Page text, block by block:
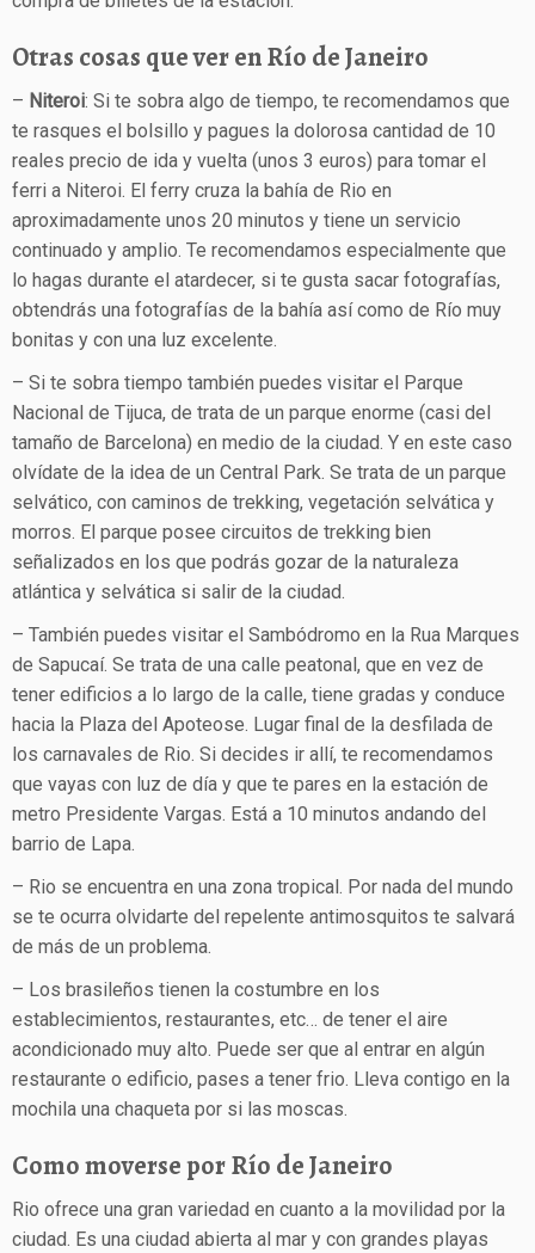
Otras cosas que ver en Río de Janeiro
– Niteroi: Si te sobra algo de tiempo, te recomendamos que
te rasques el bolsillo y pagues la dolorosa cantidad de 10
reales precio de ida y vuelta (unos 3 euros) para tomar el
ferri a Niteroi. El ferry cruza la bahía de Rio en
aproximadamente unos 20 minutos y tiene un servicio
continuado y amplio. Te recomendamos especialmente que
lo hagas durante el atardecer, si te gusta sacar fotografías,
obtendrás una fotografías de la bahía así como de Río muy
bonitas y con una luz excelente.
– Si te sobra tiempo también puedes visitar el Parque
Nacional de Tijuca, de trata de un parque enorme (casi del
tamaño de Barcelona) en medio de la ciudad. Y en este caso
olvídate de la idea de un Central Park. Se trata de un parque
selvático, con caminos de trekking, vegetación selvática y
morros. El parque posee circuitos de trekking bien
señalizados en los que podrás gozar de la naturaleza
atlántica y selvática si salir de la ciudad.
– También puedes visitar el Sambódromo en la Rua Marques
de Sapucaí. Se trata de una calle peatonal, que en vez de
tener edificios a lo largo de la calle, tiene gradas y conduce
hacia la Plaza del Apoteose. Lugar final de la desfilada de
los carnavales de Rio. Si decides ir allí, te recomendamos
que vayas con luz de día y que te pares en la estación de
metro Presidente Vargas. Está a 10 minutos andando del
barrio de Lapa.
– Rio se encuentra en una zona tropical. Por nada del mundo
se te ocurra olvidarte del repelente antimosquitos te salvará
de más de un problema.
– Los brasileños tienen la costumbre en los
establecimientos, restaurantes, etc… de tener el aire
acondicionado muy alto. Puede ser que al entrar en algún
restaurante o edificio, pases a tener frio. Lleva contigo en la
mochila una chaqueta por si las moscas.
Como moverse por Río de Janeiro
Rio ofrece una gran variedad en cuanto a la movilidad por la
ciudad. Es una ciudad abierta al mar y con grandes playas